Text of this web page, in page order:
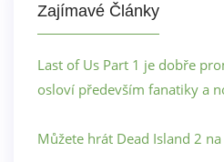
Zajímavé Články
Last of Us Part 1 je dobře
osloví především fanatiky a
Můžete hrát Dead Island 2 na